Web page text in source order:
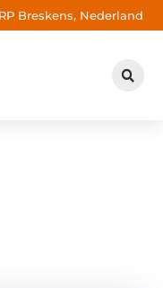
RP Breskens, Nederland